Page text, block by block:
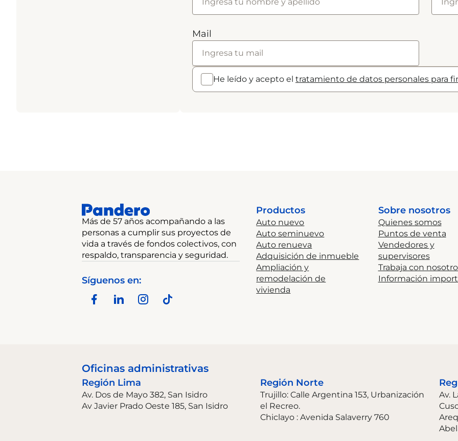
Mail
He leído y acepto el tratamiento de datos personales para
Más de 57 años acompañando a las
personas a cumplir sus proyectos de
vida a través de fondos colectivos, con
respaldo, transparencia y seguridad.
Síguenos en:
Productos
Auto nuevo
Auto seminuevo
Auto renueva
Adquisición de inmueble
Ampliación y
remodelación de
vivienda
Sobre nosotros
Quienes somos
Puntos de venta
Vendedores y
supervisores
Trabaja con
Información
Oficinas administrativas
Región Lima
Av. Dos de Mayo 382, San Isidro
Av Javier Prado Oeste 185, San Isidro
Región Norte
Trujillo: Calle Argentina 153, Urbanización
el Recreo.
Chiclayo : Avenida Salaverry 760
Av.